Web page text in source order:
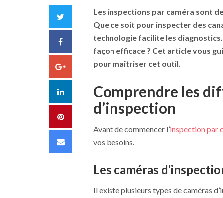
Facebook
Google+
LinkedIn
Pinterest
Email
Les inspections par caméra sont
Que ce soit pour inspecter des
technologie facilite les
façon efficace ? Cet article vous
pour maîtriser cet outil.
Comprendre les
d’inspection
Avant de commencer l’inspection par
vos besoins.
Les caméras
Il existe plusieurs types de caméras